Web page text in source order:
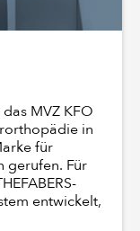
MVZ KFO
in
für
gerufen. Für
entwickelt,